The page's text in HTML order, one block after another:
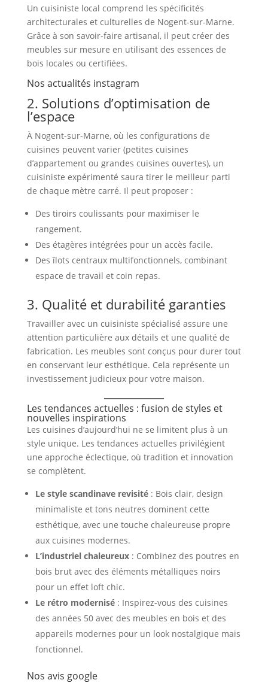
Un cuisiniste local comprend les spécificités
architecturales et culturelles de Nogent-sur-Marne.
Grâce à son savoir-faire artisanal, il peut créer des
meubles sur mesure en utilisant des essences de
bois locales ou certifiées.
Nos actualités instagram
2. Solutions d’optimisation de
l’espace
À Nogent-sur-Marne, où les configurations de
cuisines peuvent varier (petites cuisines
d’appartement ou grandes cuisines ouvertes), un
cuisiniste expérimenté saura tirer le meilleur parti
de chaque mètre carré. Il peut proposer :
Des tiroirs coulissants pour maximiser le
rangement.
Des étagères intégrées pour un accès facile.
Des îlots centraux multifonctionnels, combinant
espace de travail et coin repas.
3. Qualité et durabilité garanties
Travailler avec un cuisiniste spécialisé assure une
attention particulière aux détails et une qualité de
fabrication. Les meubles sont conçus pour durer tout
en conservant leur esthétique. Cela représente un
investissement judicieux pour votre maison.
Les tendances actuelles : fusion de styles et
nouvelles inspirations
Les cuisines d’aujourd’hui ne se limitent plus à un
style unique. Les tendances actuelles privilégient
une approche éclectique, où tradition et innovation
se complètent.
Le style scandinave revisité: Bois clair, design
minimaliste et tons neutres dominent cette
esthétique, avec une touche chaleureuse propre
aux cuisines modernes.
L’industriel chaleureux: Combinez des poutres en
bois brut avec des éléments métalliques noirs
pour un effet loft chic.
Le rétro modernisé: Inspirez-vous des cuisines
des années 50 avec des meubles en bois et des
appareils modernes pour un look nostalgique mais
fonctionnel.
Nos avis google